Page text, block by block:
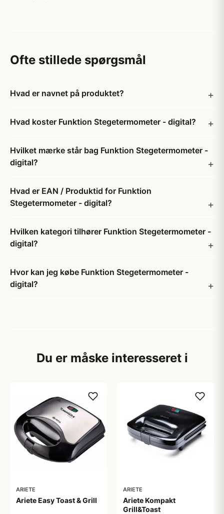
Ofte stillede spørgsmål
Hvad er navnet på produktet?
Hvad koster Funktion Stegetermometer - digital?
Hvilket mærke står bag Funktion Stegetermometer -
digital?
Hvad er EAN / Produktid for Funktion
Stegetermometer - digital?
Hvilken kategori tilhører Funktion Stegetermometer -
digital?
Hvor kan jeg købe Funktion Stegetermometer -
digital?
Du er måske interesseret i
ARIETE
Ariete Easy Toast & Grill
ARIETE
Ariete Kompakt
Grill&Toast